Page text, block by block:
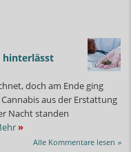
hinterlässt
doch am Ende ging
aus der Erstattung
Nacht standen
»
Alle Kommentare lesen »